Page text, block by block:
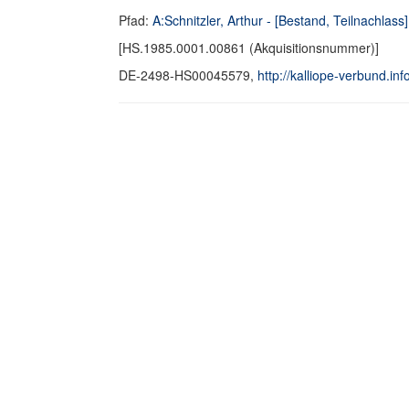
Pfad: A:Schnitzler, Arthur - [Bestand, Teilnachlass]
[HS.1985.0001.00861 (Akquisitionsnummer)]
DE-2498-HS00045579, http://kalliope-